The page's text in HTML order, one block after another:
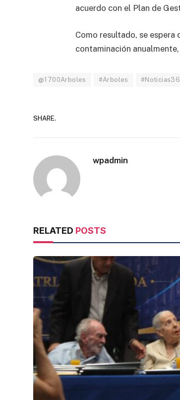
acuerdo con el Plan de
Como resultado, se
contaminación
@1700Arboles #Arboles
SHARE.
wpadmin
RELATED POSTS